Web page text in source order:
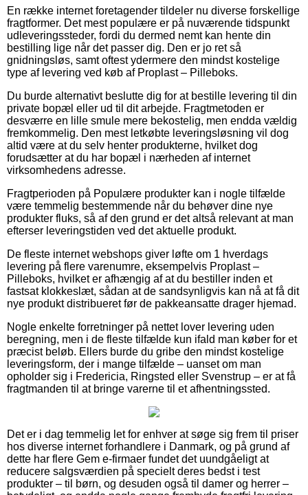
En række internet foretagender tildeler nu diverse forskellige
fragtformer. Det mest populære er på nuværende tidspunkt
udleveringssteder, fordi du dermed nemt kan hente din
bestilling lige når det passer dig. Den er jo ret så
gnidningsløs, samt oftest ydermere den mindst kostelige
type af levering ved køb af Proplast – Pilleboks.
Du burde alternativt beslutte dig for at bestille levering til din
private bopæl eller ud til dit arbejde. Fragtmetoden er
desværre en lille smule mere bekostelig, men endda vældig
fremkommelig. Den mest letkøbte leveringsløsning vil dog
altid være at du selv henter produkterne, hvilket dog
forudsætter at du har bopæl i nærheden af internet
virksomhedens adresse.
Fragtperioden på Populære produkter kan i nogle tilfælde
være temmelig bestemmende når du behøver dine nye
produkter fluks, så af den grund er det altså relevant at man
efterser leveringstiden ved det aktuelle produkt.
De fleste internet webshops giver løfte om 1 hverdags
levering på flere varenumre, eksempelvis Proplast –
Pilleboks, hvilket er afhængig af at du bestiller inden et
fastsat klokkeslæt, sådan at de sandsynligvis kan nå at få dit
nye produkt distribueret før de pakkeansatte drager hjemad.
Nogle enkelte forretninger på nettet lover levering uden
beregning, men i de fleste tilfælde kun ifald man køber for et
præcist beløb. Ellers burde du gribe den mindst kostelige
leveringsform, der i mange tilfælde – uanset om man
opholder sig i Fredericia, Ringsted eller Svenstrup – er at få
fragtmanden til at bringe varerne til et afhentningssted.
Det er i dag temmelig let for enhver at søge sig frem til priser
hos diverse internet forhandlere i Danmark, og på grund af
dette har flere Gem e-firmaer fundet det uundgåeligt at
reducere salgsværdien på specielt deres bedst i test
produkter – til børn, og desuden også til damer og herrer –